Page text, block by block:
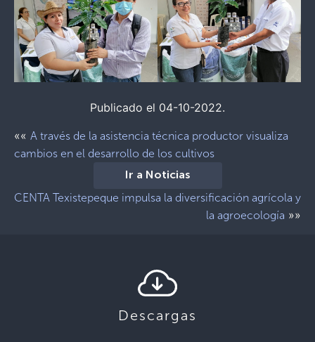
Publicado el 04-10-2022.
«« A través de la asistencia técnica productor visualiza
cambios en el desarrollo de los cultivos
Ir a Noticias
CENTA Texistepeque impulsa la diversificación agrícola y
la agroecología »»
Descargas